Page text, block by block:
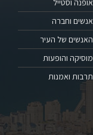
אופנה וסטייל
אנשים וחברה
האנשים של העיר
מוסיקה והופעות
תרבות ואמנות